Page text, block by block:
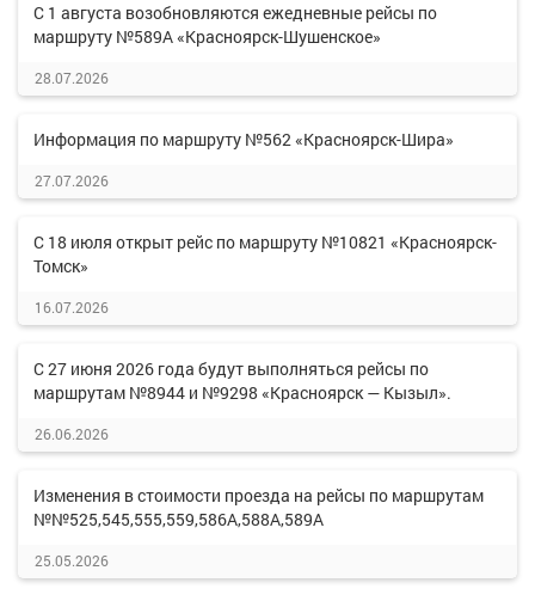
С 1 августа возобновляются ежедневные рейсы по
маршруту №589А «Красноярск-Шушенское»
28.07.2026
Информация по маршруту №562 «Красноярск-Шира»
27.07.2026
С 18 июля открыт рейс по маршруту №10821 «Красноярск-
Томск»
16.07.2026
С 27 июня 2026 года будут выполняться рейсы по
маршрутам №8944 и №9298 «Красноярск — Кызыл».
26.06.2026
Изменения в стоимости проезда на рейсы по маршрутам
№№525,545,555,559,586А,588А,589А
25.05.2026